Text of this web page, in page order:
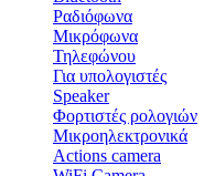
Ραδιόφωνα
Μικρόφωνα
Τηλεφώνου
Για υπολογιστές
Speaker
Φορτιστές ρολογιών
Μικροηλεκτρονικά
Actions camera